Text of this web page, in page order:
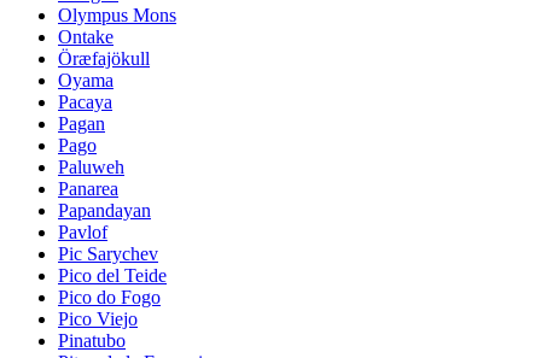
Olympus Mons
Ontake
Öræfajökull
Oyama
Pacaya
Pagan
Pago
Paluweh
Panarea
Papandayan
Pavlof
Pic Sarychev
Pico del Teide
Pico do Fogo
Pico Viejo
Pinatubo